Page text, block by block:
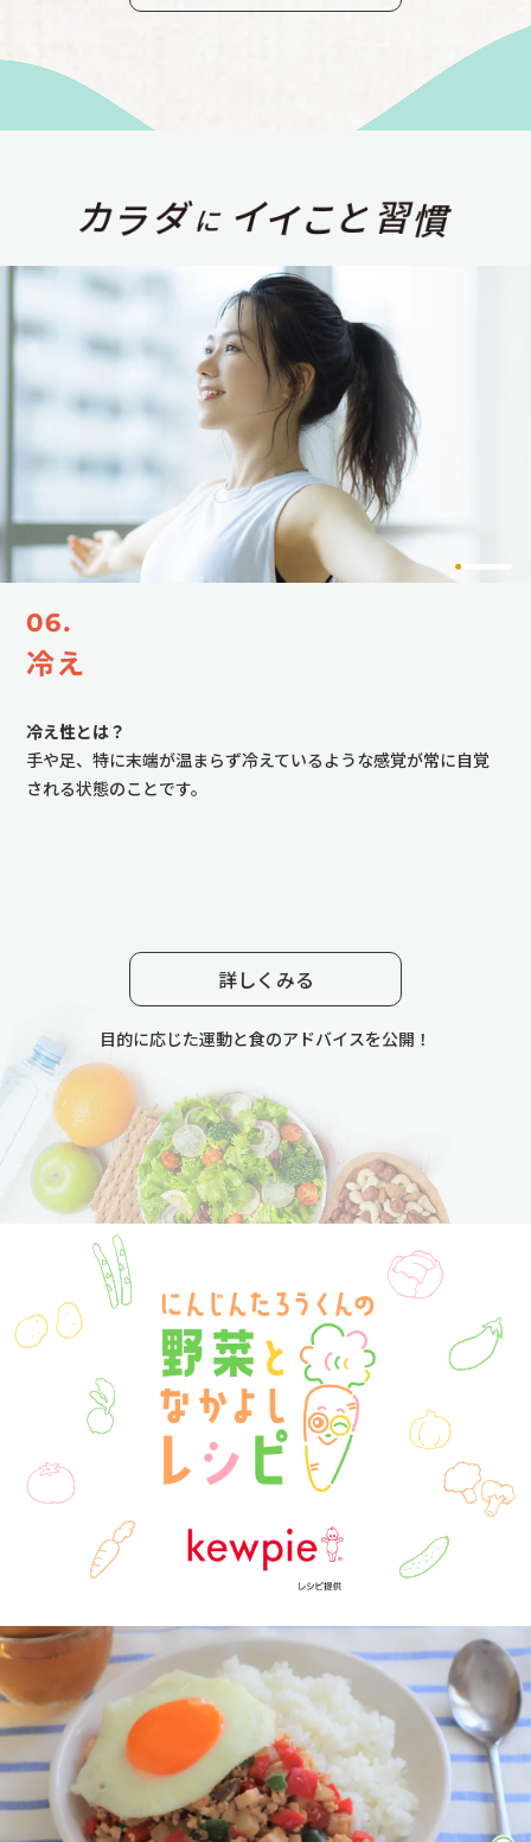
冷え性とは？
手や足、特に末端が温まらず冷えているような感覚が常に自覚
される状態のことです。
詳しくみる
目的に応じた運動と食のアドバイスを公開！